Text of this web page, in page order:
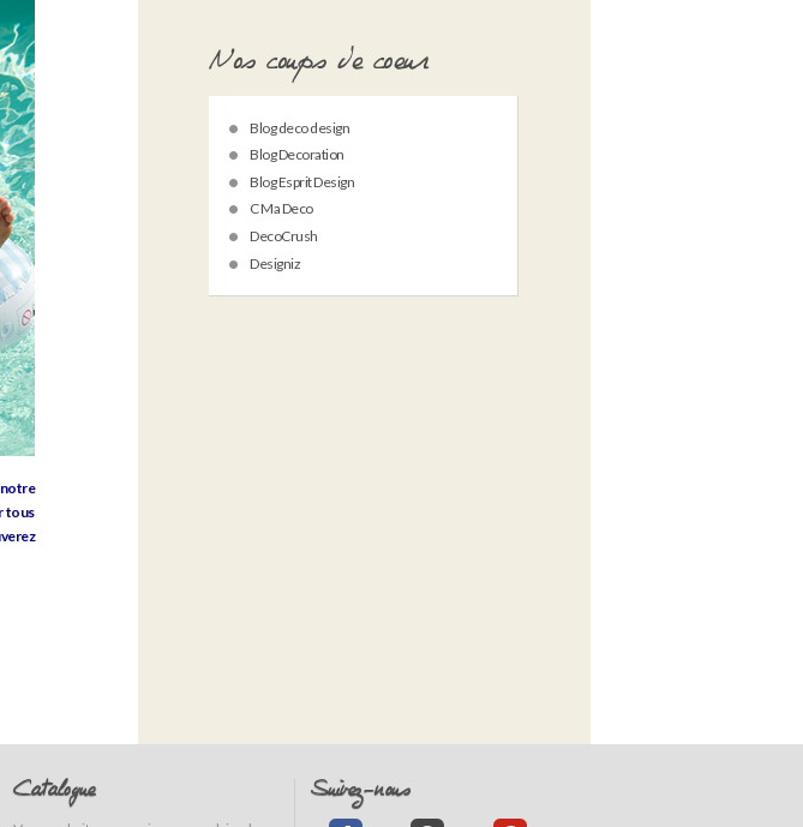
notre
tous
Nos coups de coeur
Blog deco design
Blog Decoration
Blog Esprit Design
C Ma Deco
DecoCrush
Designiz
Catalogue Suivez-nous